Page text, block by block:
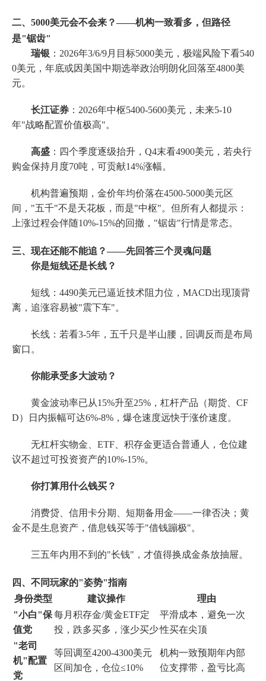
二、5000美元会不会来？——机构一致看多，但路径
是"锯齿"
瑞银 ：2026年3/6/9月目标5000美元，极端风险下看540
0美元，年底或因美国中期选举政治明朗化回落至4800美
元。
长江证券 ：2026年中枢5400-5600美元，未来5-10
年"战略配置价值极高"。
高盛 ：四个季度逐级抬升，Q4末看4900美元，若央行
购金保持月度70吨，可贡献14%涨幅。
机构普遍预期，金价年均价落在4500-5000美元区
间，"五千"不是天花板，而是"中枢"。但所有人都提示：
上涨过程会伴随10%-15%的回撤，"锯齿"行情是常态。
三、现在还能不能追？——先回答三个灵魂问题
你是短线还是长线？
短线：4490美元已逼近技术阻力位，MACD出现顶背
离，追涨容易被"震下车"。
长线：若看3-5年，五千只是半山腰，回调反而是布局
窗口。
你能承受多大波动？
黄金波动率已从15%升至25%，杠杆产品（期货、CF
D）日内振幅可达6%-8%，爆仓速度远快于涨价速度。
无杠杆实物金、ETF、积存金更适合普通人，仓位建
议不超过可投资资产的10%-15%。
你打算用什么钱买？
消费贷、信用卡分期、短期备用金——一律否决；黄
金不是生息资产，借息钱买等于"借钱蹦极"。
三五年内用不到的"长钱"，才值得换成金条放抽屉。
四、不同玩家的"姿势"指南
身份类型
建议操作
理由
"小白"保
值党
每月积存金/黄金ETF定
投，跌多买多，涨少买少
平滑成本，避免一次
性买在尖顶
"老司
机"配置
党
等回调至4200-4300美元
区间加仓，仓位≤10%
机构一致预期年内部
位支撑带，盈亏比高